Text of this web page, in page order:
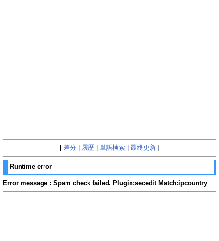
[ 差分 履歴| 単語検索| 最終更新]
Runtime error
Error message : Spam check failed. Plugin:secedit Match:ipcountry